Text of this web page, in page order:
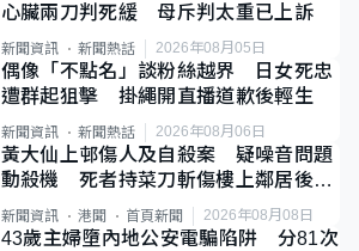
心臟兩刀判死緩 母斥判太重已上訴
新聞資訊 新聞熱話 2026年08月05日
偶像「不點名」談粉絲越界 日女死忠
遭群起狙擊 掛繩開直播道歉後輕生
新聞資訊 新聞熱話 2026年08月06日
黃大仙上邨傷人及自殺案 疑噪音問題
動殺機 死者持菜刀斬傷樓上鄰居後墮
斃
新聞資訊 港聞 首頁新聞 2026年08月08日
43歲主婦墮內地公安電騙陷阱 分81次